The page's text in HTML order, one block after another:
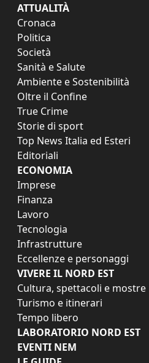
ATTUALITÀ
Cronaca
Politica
Società
Sanità e Salute
Ambiente e Sostenibilità
Oltre il Confine
True Crime
Storie di sport
Top News Italia ed Esteri
Editoriali
ECONOMIA
Imprese
Finanza
Lavoro
Tecnologia
Infrastrutture
Eccellenze e personaggi
VIVERE IL NORD EST
Cultura, spettacoli e mostre
Turismo e itinerari
Tempo libero
LABORATORIO NORD EST
EVENTI NEM